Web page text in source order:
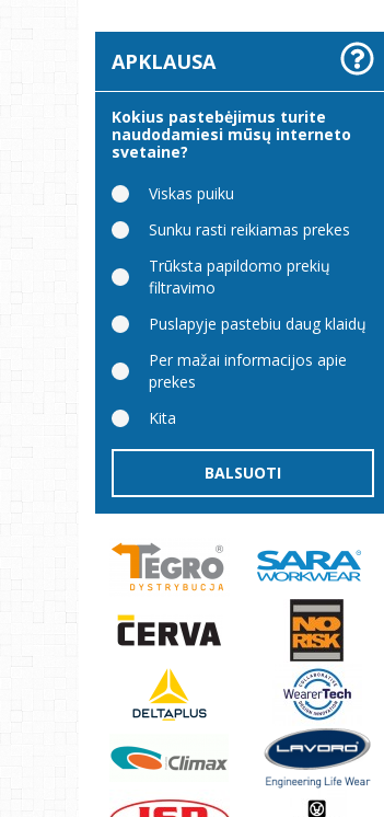
APKLAUSA
Kokius pastebėjimus turite
naudodamiesi mūsų interneto
svetaine?
Viskas puiku
Sunku rasti reikiamas prekes
Trūksta papildomo prekių
filtravimo
Puslapyje pastebiu daug klaidų
Per mažai informacijos apie
prekes
Kita
BALSUOTI